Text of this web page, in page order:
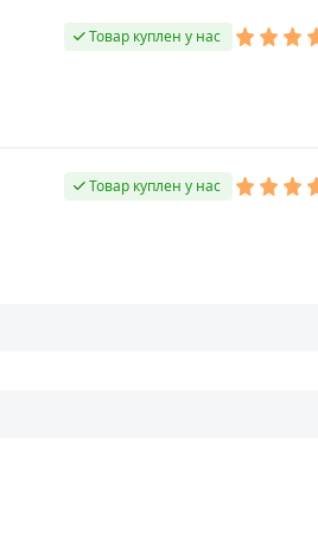
Товар куплен у нас
Товар куплен у нас